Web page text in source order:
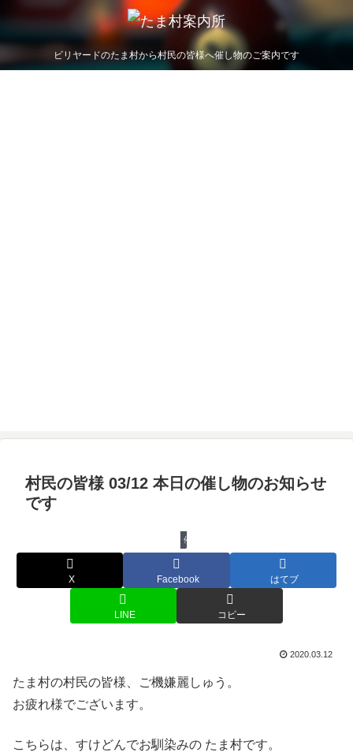
ビリヤードのたま村から村民の皆様へ催し物のご案内です
村民の皆様 03/12 本日の催し物のお知らせ
です
催し物
X Facebook はてブ
LINE コピー
2020.03.12
たま村の村民の皆様、ご機嫌麗しゅう。
お疲れ様でございます。
こちらは、すけどんでお馴染みの たま村です。